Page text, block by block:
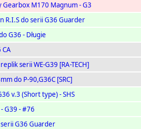
Gearbox M170 Magnum - G3
R.I.S do serii G36 Guarder
G36 - Długie
CA
serii WE-G39 [RA-TECH]
do P-90,G36C [SRC]
v.3 (Short type) - SHS
- G39 - #76
G36 Guarder